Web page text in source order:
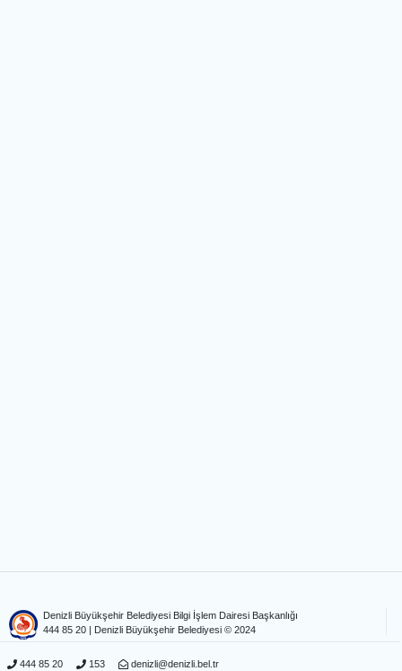
Denizli Büyükşehir Belediyesi Bilgi İşlem Dairesi Başkanlığı
444 85 20
| Denizli Büyükşehir Belediyesi © 2024
444 85 20 153
denizli@denizli.bel.tr